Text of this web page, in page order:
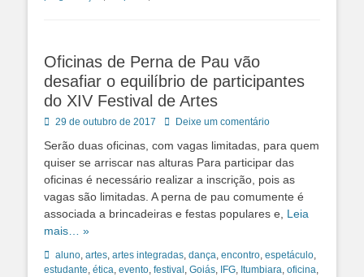
Oficinas de Perna de Pau vão
desafiar o equilíbrio de participantes
do XIV Festival de Artes
Posted
29 de outubro de 2017 Deixe um comentário
Serão duas oficinas, com vagas limitadas, para quem
quiser se arriscar nas alturas Para participar das
oficinas é necessário realizar a inscrição, pois as
vagas são limitadas. A perna de pau comumente é
associada a brincadeiras e festas populares e, Leia
mais… »
Tags:aluno, artes, artes integradas, dança, encontro, espetáculo,
estudante, ética, evento, festival, Goiás, IFG, Itumbiara, oficina,